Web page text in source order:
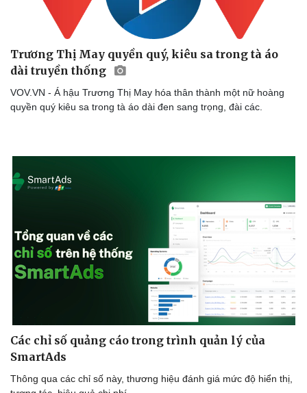
Sân khấu - Điện ảnh
Văn học
Nghệ sĩ
Thời trang
Trương Thị May quyền quý, kiêu sa trong tà áo
dài truyền thống
VOV.VN - Á hậu Trương Thị May hóa thân thành một nữ hoàng
quyền quý kiêu sa trong tà áo dài đen sang trọng, đài các.
Các chỉ số quảng cáo trong trình quản lý của
SmartAds
Thông qua các chỉ số này, thương hiệu đánh giá mức độ hiển thị,